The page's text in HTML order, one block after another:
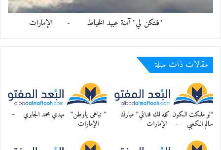
"فلتكن لي" آمنة عبيد الخياط - الإمارات
مقالات ذات صلة
“لو ملكت الكون كله لك فداتي” مبارك
سالم الكعبي – الإمارات
” تباهى ياوطن” مهدي محمد الجابري –
الإمارات